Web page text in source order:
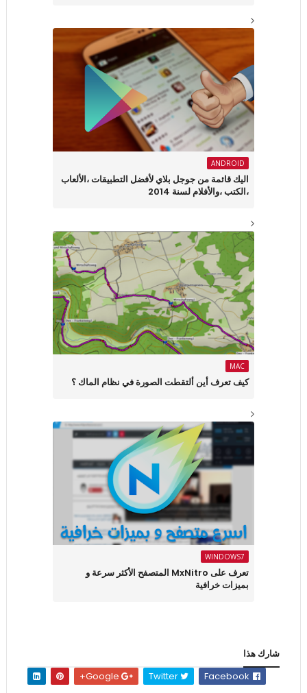
ANDROID
اليك قائمة من جوجل بلاي لأفضل التطبيقات ،الألعاب
،الكتب ،والأفلام لسنة 2014
MAC
كيف تعرف أين ألتقطت الصورة في نظام الماك ؟
WINDOWS7
تعرف على MxNitro المتصفح الأكثر سرعة و
بميزات خرافية
شارك هذا
Twitter